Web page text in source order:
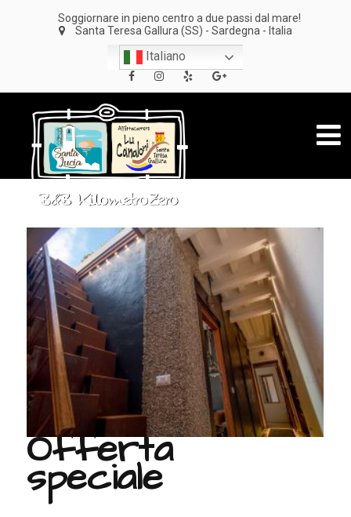
Soggiornare in pieno centro a due passi dal mare!
Santa Teresa Gallura (SS) - Sardegna - Italia
Italiano
Offerta
speciale